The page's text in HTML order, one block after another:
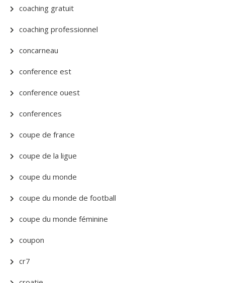
coaching gratuit
coaching professionnel
concarneau
conference est
conference ouest
conferences
coupe de france
coupe de la ligue
coupe du monde
coupe du monde de football
coupe du monde féminine
coupon
cr7